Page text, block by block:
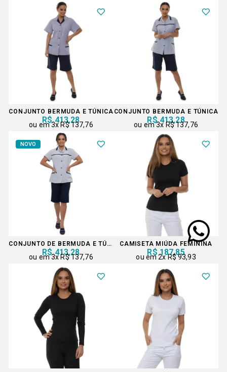
CONJUNTO BERMUDA E TÚNICA
R$ 413,28
3x R$ 137,76
CONJUNTO BERMUDA E TÚNICA
R$ 413,28
3x R$ 137,76
NOVO
CONJUNTO DE BERMUDA E TÚNICA COLEÇÃO
R$ 413,28
3x R$ 137,76
CAMISETA MIÚDA FEMININA
R$ 187,85
2xR$ 93,93